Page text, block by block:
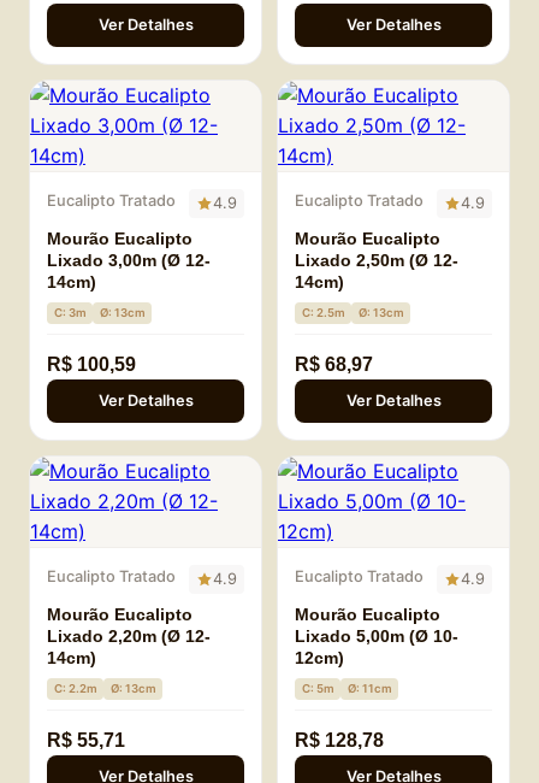
Ver Detalhes Ver Detalhes
Eucalipto Tratado 4.9
Mourão Eucalipto
Lixado 3,00m (Ø 12-
14cm)
C: 3m Ø: 13cm
R$ 100,59
Ver Detalhes
Eucalipto Tratado 4.9
Mourão Eucalipto
Lixado 2,50m (Ø 12-
14cm)
C: 2.5m Ø: 13cm
R$ 68,97
Ver Detalhes
Eucalipto Tratado 4.9
Mourão Eucalipto
Lixado 2,20m (Ø 12-
14cm)
C: 2.2m Ø: 13cm
R$ 55,71
Ver Detalhes
Eucalipto Tratado 4.9
Mourão Eucalipto
Lixado 5,00m (Ø 10-
12cm)
C: 5m Ø: 11cm
R$ 128,78
Ver Detalhes